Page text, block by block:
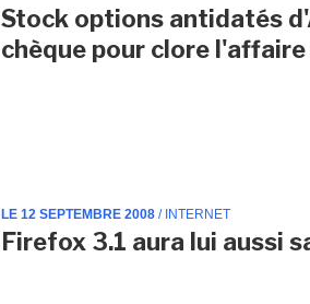
Stock options antidatés
chèque pour clore l'affaire
LE 12 SEPTEMBRE 2008 / INTERNET
Firefox 3.1 aura lui aussi